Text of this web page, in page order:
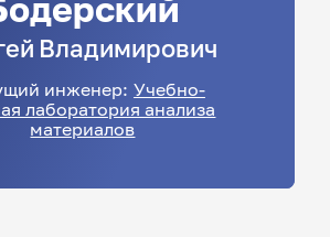
Владимирович
инженеp: Учебно-
лаборатория анализа
материалов